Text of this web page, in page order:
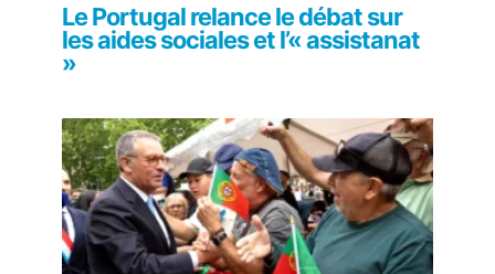
Le Portugal relance le débat sur
les aides sociales et l’« assistanat
»